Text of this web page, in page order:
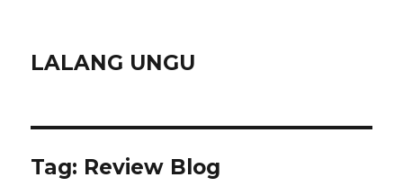
LALANG UNGU
Tag: Review Blog